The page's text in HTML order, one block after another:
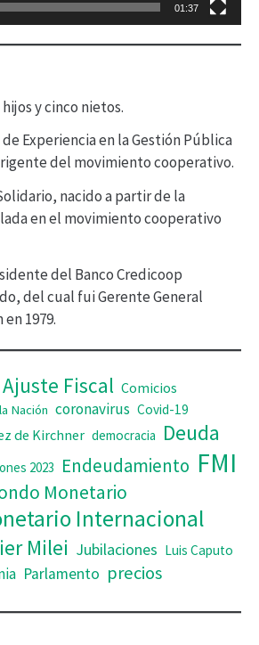
01:37
y cinco nietos.
Experiencia en la Gestión Pública
del movimiento cooperativo.
nacido a partir de la
en el movimiento cooperativo
del Banco Credicoop
del cual fui Gerente General
1979.
Ajuste Fiscal Comicios
Nación coronavirus Covid-19
de Kirchner democracia Deuda
2023 Endeudamiento FMI
Monetario
Internacional
Milei Jubilaciones Luis Caputo
Parlamento precios